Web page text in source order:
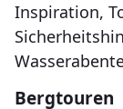
Inspiration,
Bergtouren